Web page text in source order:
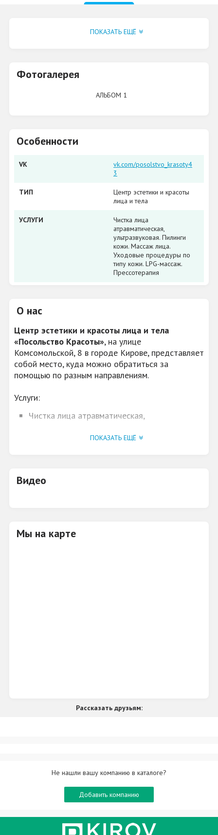
О нас
Центр эстетики и красоты лица и тела
«Посольство Красоты», на улице
Комсомольской, 8 в городе Кирове, представляет
собой место, куда можно обратиться за
помощью по разным направлениям.
Услуги:
Чистка лица атравматическая,
LPG-массаж;
КОНСУЛЬТАЦИЮ!
ПОКАЗАТЬ ЕЩЁ
Особенности
VK
vk.com/posolstvo_krasoty4
3
ТИП
Центр эстетики и красоты
лица и тела
УСЛУГИ
Чистка лица
атравматическая,
ультразвуковая. Пилинги
кожи. Массаж лица.
Уходовые процедуры по
типу кожи. LPG-массаж.
Прессотерапия
Фотогалерея
АЛЬБОМ 1
ПОКАЗАТЬ ЕЩЁ
Видео
Мы на карте
Рассказать друзьям:
Не нашли вашу компанию в каталоге?
Добавить компанию